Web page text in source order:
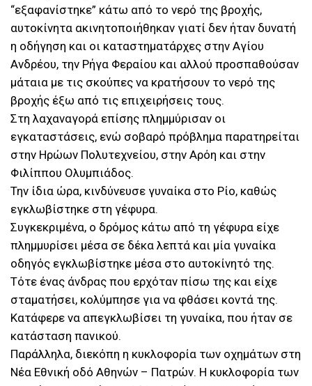
“εξαφανίστηκε” κάτω από το νερό της βροχής,
αυτοκίνητα ακινητοποιήθηκαν γιατί δεν ήταν δυνατή
η οδήγηση και οι καταστηματάρχες στην Αγίου
Ανδρέου, την Ρήγα Φεραίου και αλλού προσπαθούσαν
μάταια με τις σκούπες να κρατήσουν το νερό της
βροχής έξω από τις επιχειρήσεις τους.
Στη λαχαναγορά επίσης πλημμύρισαν οι
εγκαταστάσεις, ενώ σοβαρό πρόβλημα παρατηρείται
στην Ηρώων Πολυτεχνείου, στην Αρόη και στην
Φιλίππου Ολυμπιάδος.
Την ίδια ώρα, κινδύνευσε γυναίκα στο Ρίο, καθώς
εγκλωβίστηκε στη γέφυρα.
Συγκεκριμένα, ο δρόμος κάτω από τη γέφυρα είχε
πλημμυρίσει μέσα σε δέκα λεπτά και μία γυναίκα
οδηγός εγκλωβίστηκε μέσα στο αυτοκίνητό της.
Τότε ένας άνδρας που ερχόταν πίσω της και είχε
σταματήσει, κολύμπησε για να φθάσει κοντά της.
Κατάφερε να απεγκλωβίσει τη γυναίκα, που ήταν σε
κατάσταση πανικού.
Παράλληλα, διεκόπη η κυκλοφορία των οχημάτων στη
Νέα Εθνική οδό Αθηνών – Πατρών. Η κυκλοφορία των